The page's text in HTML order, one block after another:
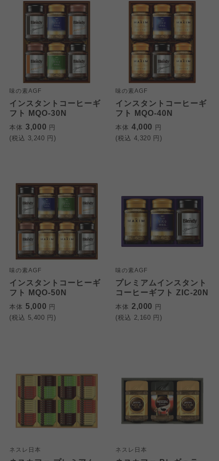
味の素AGF
インスタントコーヒーギ
フト MQO-30N
本体 3,000 円
(税込 3,240 円)
味の素AGF
インスタントコーヒーギ
フト MQO-40N
本体 4,000 円
(税込 4,320 円)
味の素AGF
インスタントコーヒーギ
フト MQO-50N
本体 5,000 円
(税込 5,400 円)
味の素AGF
プレミアムインスタント
コーヒーギフト ZIC-20N
本体 2,000 円
(税込 2,160 円)
ネスレ日本 ネスレ日本